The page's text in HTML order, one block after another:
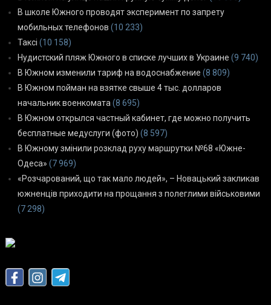
В школе Южного проводят эксперимент по запрету
мобильных телефонов (10 233)
Таксі (10 158)
Нудистский пляж Южного в списке лучших в Украине (9 740)
В Южном изменили тариф на водоснабжение (8 809)
В Южном пойман на взятке свыше 4 тыс. долларов
начальник военкомата (8 695)
В Южном открылся частный кабинет, где можно получить
бесплатные медуслуги (фото) (8 597)
В Южному змінили розклад руху маршрутки №68 «Южне-
Одеса» (7 969)
«Розчарований, що так мало людей», – Новацький закликав
южненців приходити на прощання з полеглими військовими
(7 298)